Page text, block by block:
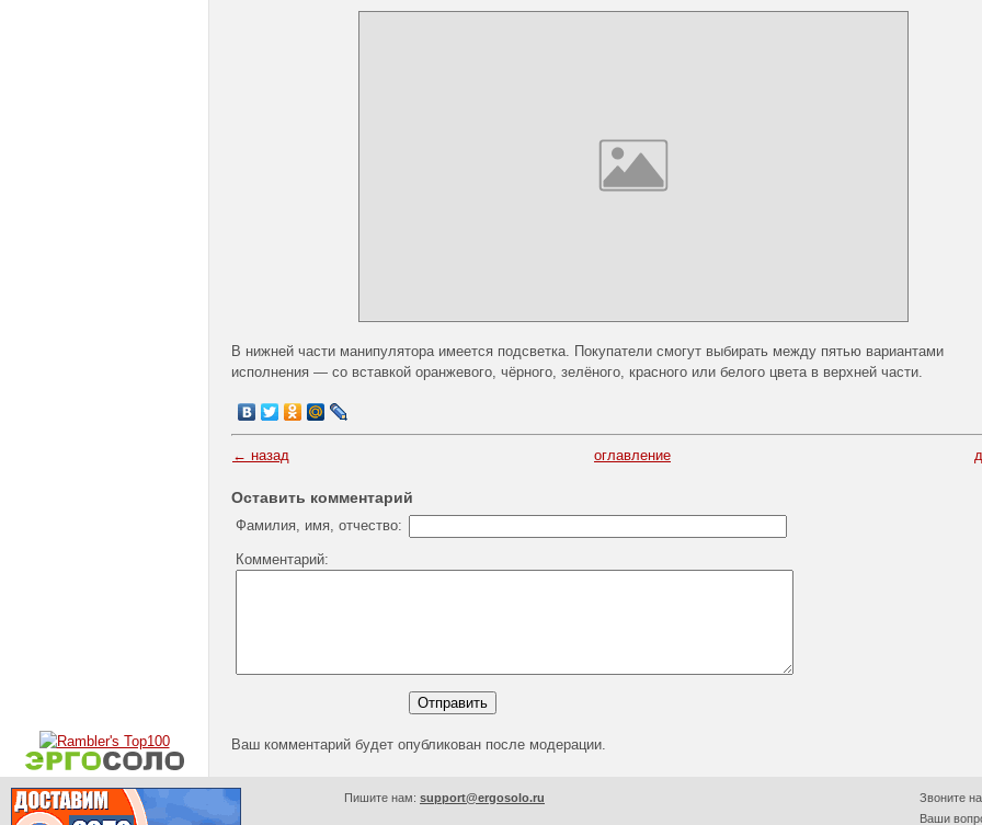
В нижней части манипулятора имеется подсветка. Покупатели смогут выбирать между пятью вариантами
исполнения — со вставкой оранжевого, чёрного, зелёного, красного или белого цвета в верхней части.
← назад оглавление
Оставить комментарий
Фамилия, имя, отчество:
Комментарий:
Ваш комментарий будет опубликован после модерации.
Пишите нам: support@ergosolo.ru
Звоните
Ваши